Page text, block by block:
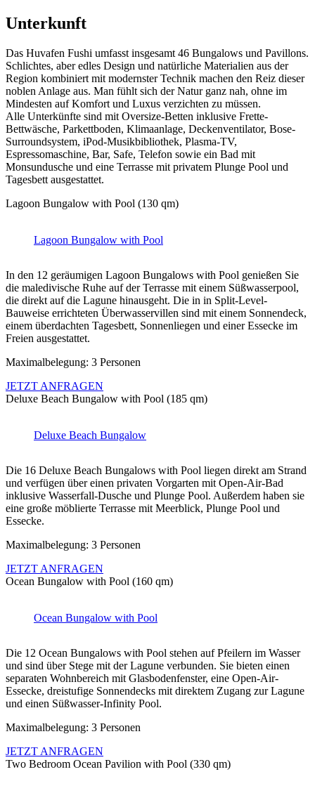
Unterkunft
Das Huvafen Fushi umfasst insgesamt 46 Bungalows und Pavillons.
Schlichtes, aber edles Design und natürliche Materialien aus der
Region kombiniert mit modernster Technik machen den Reiz dieser
noblen Anlage aus. Man fühlt sich der Natur ganz nah, ohne im
Mindesten auf Komfort und Luxus verzichten zu müssen.
Alle Unterkünfte sind mit Oversize-Betten inklusive Frette-
Bettwäsche, Parkettboden, Klimaanlage, Deckenventilator, Bose-
Surroundsystem, iPod-Musikbibliothek, Plasma-TV,
Espressomaschine, Bar, Safe, Telefon sowie ein Bad mit
Monsundusche und eine Terrasse mit privatem Plunge Pool und
Tagesbett ausgestattet.
Lagoon Bungalow with Pool (130 qm)
Lagoon Bungalow with Pool
In den 12 geräumigen Lagoon Bungalows with Pool genießen Sie
die maledivische Ruhe auf der Terrasse mit einem Süßwasserpool,
die direkt auf die Lagune hinausgeht. Die in in Split-Level-
Bauweise errichteten Überwasservillen sind mit einem Sonnendeck,
einem überdachten Tagesbett, Sonnenliegen und einer Essecke im
Freien ausgestattet.
Maximalbelegung: 3 Personen
JETZT ANFRAGEN
Deluxe Beach Bungalow with Pool (185 qm)
Deluxe Beach Bungalow
Die 16 Deluxe Beach Bungalows with Pool liegen direkt am Strand
und verfügen über einen privaten Vorgarten mit Open-Air-Bad
inklusive Wasserfall-Dusche und Plunge Pool. Außerdem haben sie
eine große möblierte Terrasse mit Meerblick, Plunge Pool und
Essecke.
Maximalbelegung: 3 Personen
JETZT ANFRAGEN
Ocean Bungalow with Pool (160 qm)
Ocean Bungalow with Pool
Die 12 Ocean Bungalows with Pool stehen auf Pfeilern im Wasser
und sind über Stege mit der Lagune verbunden. Sie bieten einen
separaten Wohnbereich mit Glasbodenfenster, eine Open-Air-
Essecke, dreistufige Sonnendecks mit direktem Zugang zur Lagune
und einen Süßwasser-Infinity Pool.
Maximalbelegung: 3 Personen
JETZT ANFRAGEN
Two Bedroom Ocean Pavilion with Pool (330 qm)